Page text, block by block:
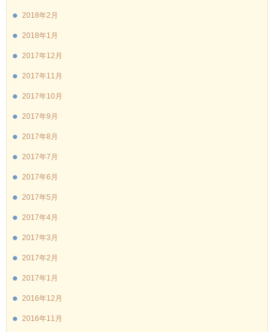
2018年2月
2018年1月
2017年12月
2017年11月
2017年10月
2017年9月
2017年8月
2017年7月
2017年6月
2017年5月
2017年4月
2017年3月
2017年2月
2017年1月
2016年12月
2016年11月